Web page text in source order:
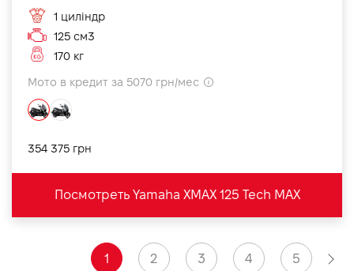
1 циліндр
125 см3
170 кг
Мото в кредит за 5070 грн/мес
354 375 грн
Посмотреть Yamaha XMAX 125 Tech MAX
1 2 3 4 5